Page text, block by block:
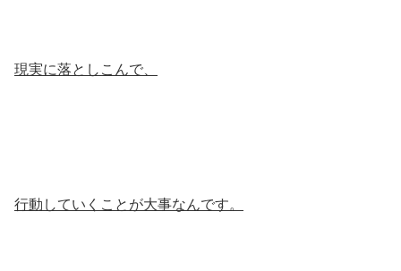
現実に落としこんで、
行動していくことが大事なんです。